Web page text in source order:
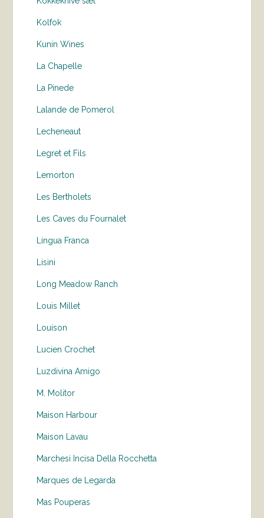
Kolfok
Kunin Wines
La Chapelle
La Pinede
Lalande de Pomerol
Lecheneaut
Legret et Fils
Lemorton
Les Bertholets
Les Caves du Fournalet
Lingua Franca
Lisini
Long Meadow Ranch
Louis Millet
Louison
Lucien Crochet
Luzdivina Amigo
M. Molitor
Maison Harbour
Maison Lavau
Marchesi Incisa Della Rocchetta
Marques de Legarda
Mas Pouperas